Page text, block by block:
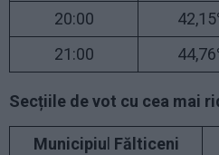
20:00
21:00
Secțiile de vot cu cea mai
Municipiu Fălticeni